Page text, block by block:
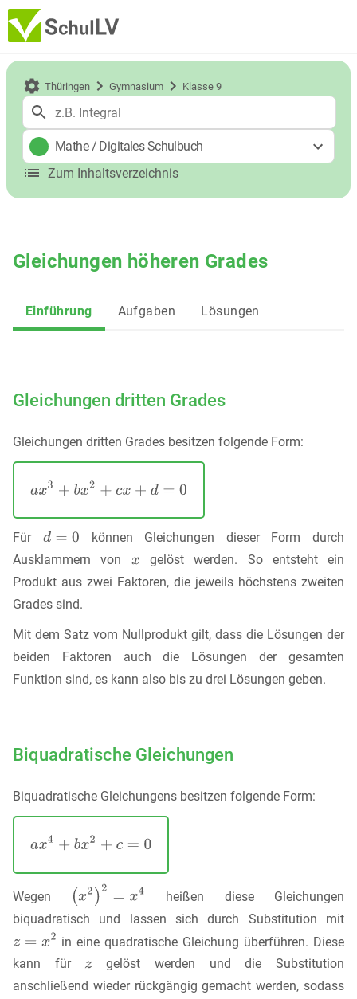
Thüringen Gymnasium Klasse 9
Mathe/ Digitales Schulbuch
Zum Inhaltsverzeichnis
Gleichungen höheren Grades
Einführung Aufgaben Lösungen
Gleichungen dritten Grades
Gleichungen dritten Grades besitzen folgende Form:
Für
können Gleichungen dieser Form durch
Ausklammern von
gelöst werden. So entsteht ein
Produkt aus zwei Faktoren, die jeweils höchstens zweiten
Grades sind.
Mit dem Satz vom Nullprodukt gilt, dass die Lösungen der
beiden Faktoren auch die Lösungen der gesamten
Funktion sind, es kann also bis zu drei Lösungen geben.
Biquadratische Gleichungen
Biquadratische Gleichungens besitzen folgende Form:
Wegen
heißen diese Gleichungen
biquadratisch und lassen sich durch Substitution mit
in eine quadratische Gleichung überführen. Diese
kann für
gelöst werden und die Substitution
anschließend wieder rückgängig gemacht werden, sodass